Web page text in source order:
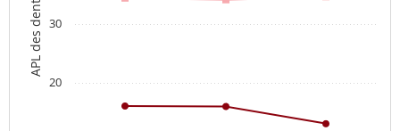
APL des dentistes
20
30